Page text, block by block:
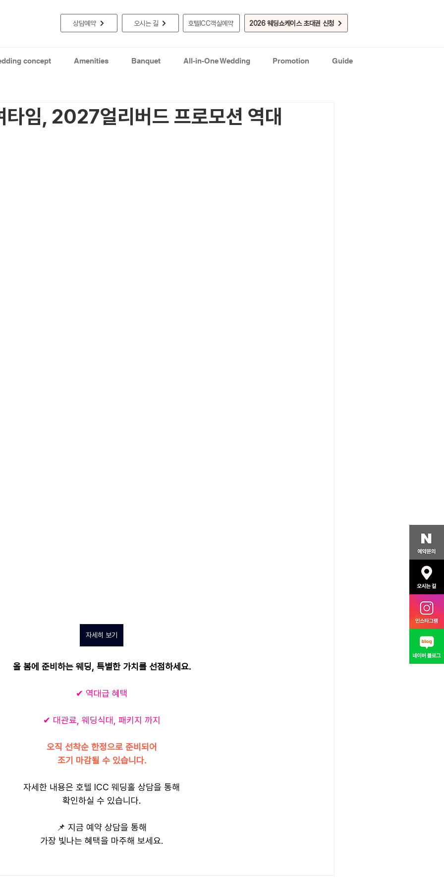
상담예약 오시는 길 호텔ICC객실예약 2026 웨딩쇼케이스 초대권 신청
concept Amenities Banquet All-in-One Wedding Promotion Guide
임, 2027얼리버드 프로모션 역대
자세히 보기
올 봄에 준비하는 웨딩, 특별한 가치를 선점하세요.
✔ 역대급 혜택
✔ 대관료, 웨딩식대, 패키지 까지
오직 선착순 한정으로 준비되어
조기 마감될 수 있습니다.
자세한 내용은 호텔 ICC 웨딩홀 상담을 통해
확인하실 수 있습니다.
📌 지금 예약 상담을 통해
가장 빛나는 혜택을 마주해 보세요.